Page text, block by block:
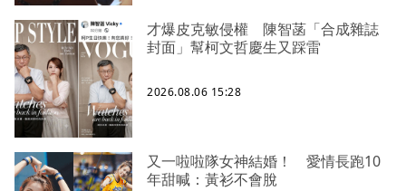
才爆皮克敏侵權 陳智菡「合成雜誌
封面」幫柯文哲慶生又踩雷
2026.08.06 15:28
又一啦啦隊女神結婚！ 愛情長跑10
年甜喊：黃衫不會脫